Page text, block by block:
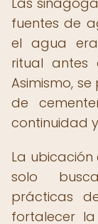
fuentes de
el agua
ritual antes
Asimismo,
de
continuidad
La
solo
prácticas
fortalecer